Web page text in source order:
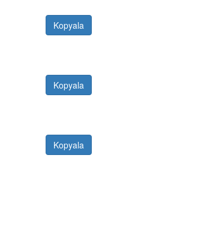
Kopyala
Kopyala
Kopyala